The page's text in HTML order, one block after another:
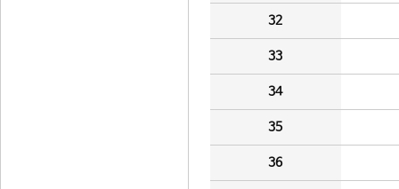
32
33
34
35
36